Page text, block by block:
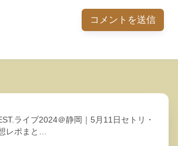
ライブ2024＠静岡｜5月11日セトリ・
レポまと…